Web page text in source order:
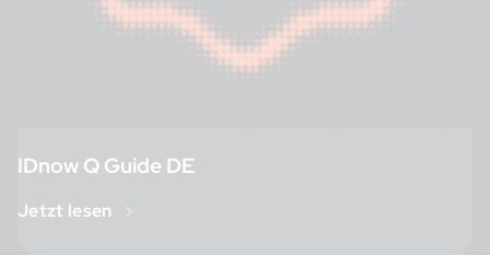
IDnow Q Guide DE
Jetzt lesen